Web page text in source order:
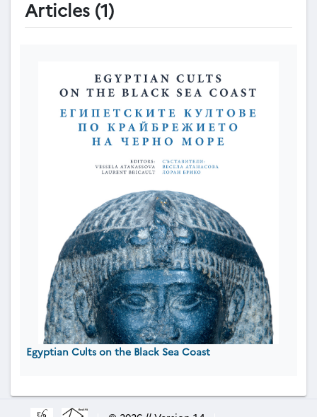
Articles (1)
Egyptian Cults on the Black Sea Coast